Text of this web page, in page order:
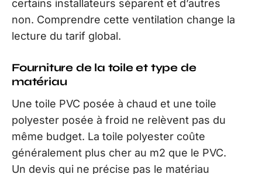
certains installateurs séparent et d’autres
non. Comprendre cette ventilation change la
lecture du tarif global.
Fourniture de la toile et type de
matériau
Une toile PVC posée à chaud et une toile
polyester posée à froid ne relèvent pas du
même budget. La toile polyester coûte
généralement plus cher au m2 que le PVC.
Un devis qui ne précise pas le matériau